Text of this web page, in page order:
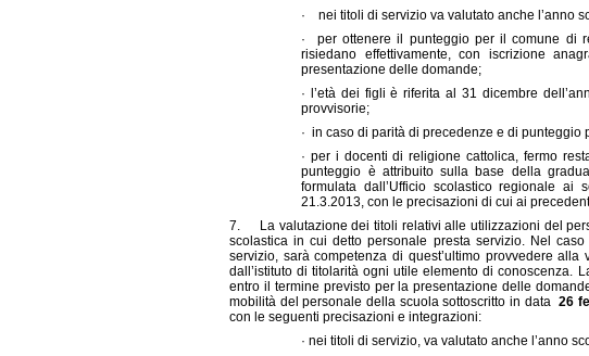
· nei titoli di servizio va valutato anche l’anno
· per ottenere il punteggio per il comune di
risiedano effettivamente, con iscrizione
presentazione delle domande;
· l’età dei figli è riferita al 31 dicembre
provvisorie;
· in caso di parità di precedenze e di
· per i docenti di religione cattolica, fermo
punteggio è attribuito sulla base della
formulata dall’Ufficio scolastico regionale
21.3.2013, con le precisazioni di cui ai
7. La valutazione dei titoli relativi alle utilizzazioni del
scolastica in cui detto personale presta servizio. Nel
servizio, sarà competenza di quest’ultimo provvedere
dall’istituto di titolarità ogni utile elemento di conoscenza.
entro il termine previsto per la presentazione delle
mobilità del personale della scuola sottoscritto in data 26
con le seguenti precisazioni e integrazioni:
· nei titoli di servizio, va valutato anche l’anno